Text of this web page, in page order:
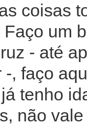
coisas
um
- até
, faço
tenho
não